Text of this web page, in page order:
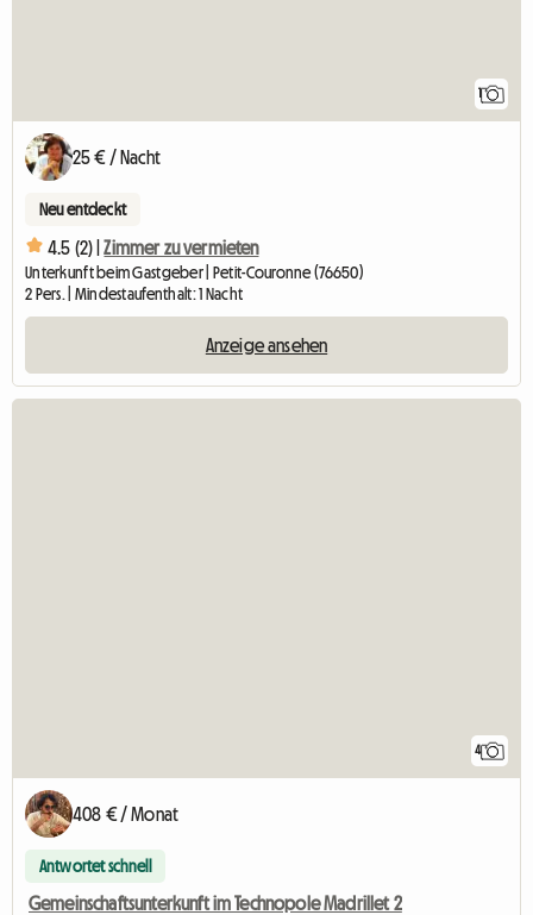
1
25 € / Nacht
Neu entdeckt
4.5 (2) | Zimmer zu vermieten
Unterkunft beim Gastgeber | Petit-Couronne (76650)
2 Pers. | Mindestaufenthalt: 1 Nacht
Anzeige ansehen
4
408 € / Monat
Antwortet schnell
Gemeinschaftsunterkunft im Technopole Madrillet 2